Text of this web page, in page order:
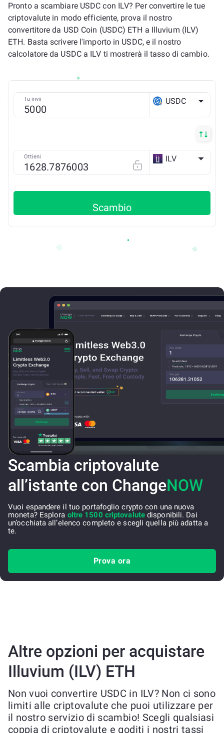
Pronto a scambiare USDC con ILV? Per convertire le tue
criptovalute in modo efficiente, prova il nostro
convertitore da USD Coin (USDC) ETH a Illuvium (ILV)
ETH. Basta scrivere l'importo in USDC, e il nostro
calcolatore da USDC a ILV ti mostrerà il tasso di cambio.
Tu invii USDC
Ottieni ILV
Scambio
Scambia criptovalute
all’istante con ChangeNOW
Vuoi espandere il tuo portafoglio crypto con una nuova
moneta? Esplora oltre 1500 criptovalutedisponibili. Dai
un’occhiata all’elenco completo e scegli quella più adatta a
te.
Prova ora
Altre opzioni per acquistare
Illuvium (ILV) ETH
Non vuoi convertire USDC in ILV? Non ci sono
limiti alle criptovalute che puoi utilizzare per
il nostro servizio di scambio! Scegli qualsiasi
coppia di criptovalute e goditi i nostri tassi